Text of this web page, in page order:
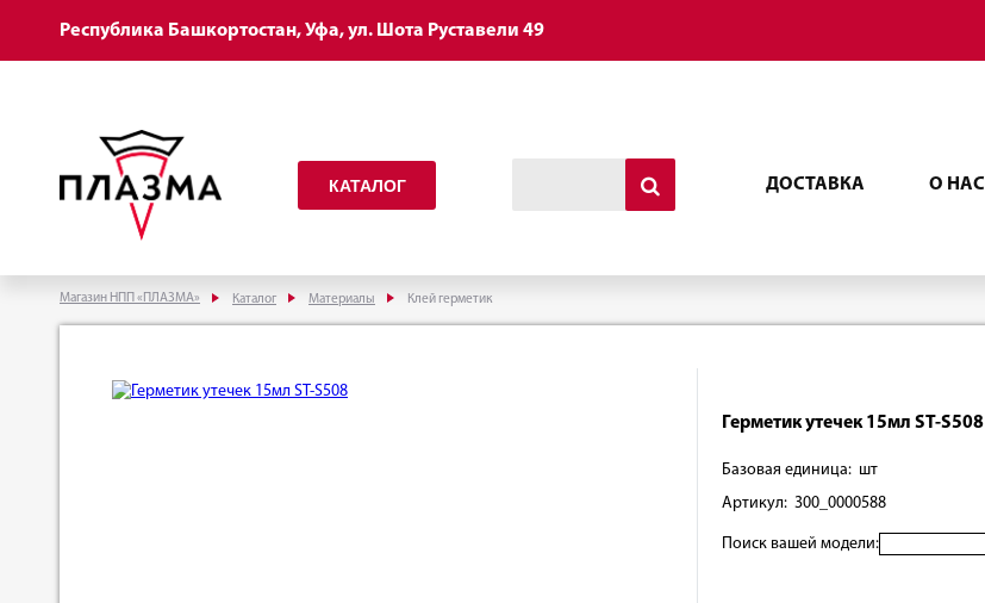
Республика Башкортостан, Уфа, ул. Шота Руставели 49
КАТАЛОГ ДОСТАВКА О НАС
Магазин НПП «ПЛАЗМА» Каталог Материалы Клей герметик
Герметик утечек 15мл ST-S508
Базовая единица: шт
Артикул: 300_0000588
Поиск вашей модели: